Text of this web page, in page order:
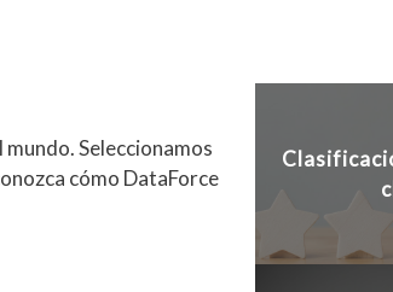
Seleccionamos
cómo DataForce